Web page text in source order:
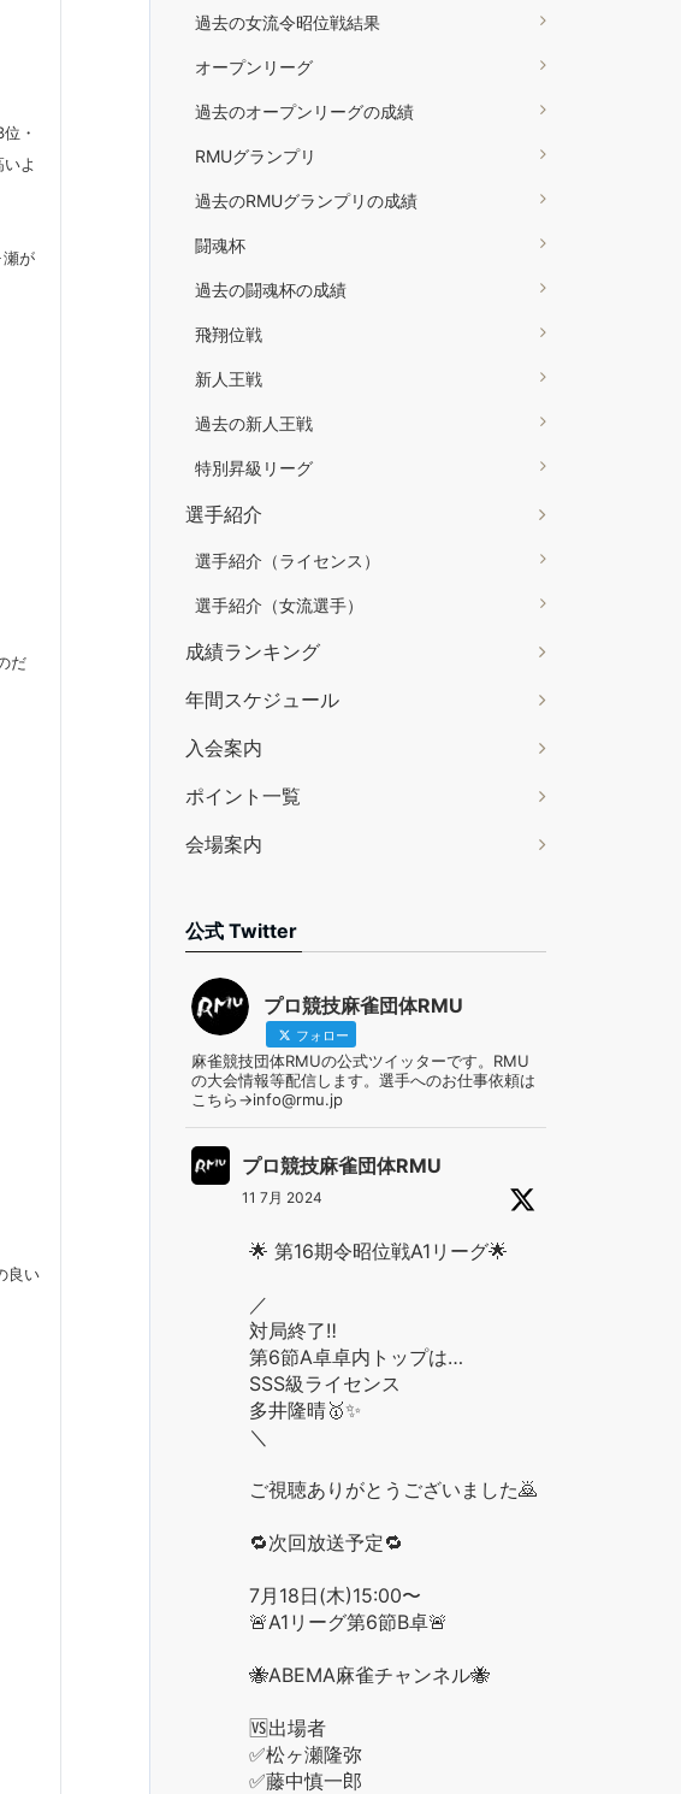
・
よ
瀬が
だ
良い
過去の女流令昭位戦結果
オープンリーグ
過去のオープンリーグの成績
RMUグランプリ
過去のRMUグランプリの成績
闘魂杯
過去の闘魂杯の成績
飛翔位戦
新人王戦
過去の新人王戦
特別昇級リーグ
選手紹介
選手紹介（ライセンス）
選手紹介（女流選手）
成績ランキング
年間スケジュール
入会案内
ポイント一覧
会場案内
公式 Twitter
プロ競技麻雀団体RMU
フォロー
麻雀競技団体RMUの公式ツイッターです。RMU
の大会情報等配信します。選手へのお仕事依頼は
こちら→info@rmu.jp
プロ競技麻雀団体RMU
11 7月 2024
🌟 第16期令昭位戦A1リーグ🌟
／
対局終了‼️
第6節A卓卓内トップは…
SSS級ライセンス
多井隆晴🥇✨
＼
ご視聴ありがとうございました🙇
🔁次回放送予定🔁
7月18日(木)15:00〜
🚨A1リーグ第6節B卓🚨
🐝ABEMA麻雀チャンネル🐝
🆚出場者
✅松ヶ瀬隆弥
✅藤中慎一郎